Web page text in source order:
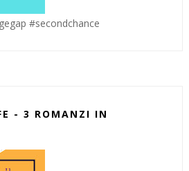
#secondchance
- 3 ROMANZI IN